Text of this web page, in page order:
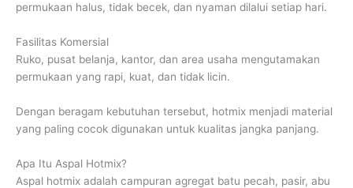
permukaan halus, tidak becek, dan nyaman dilalui setiap hari.
Fasilitas Komersial
Ruko, pusat belanja, kantor, dan area usaha mengutamakan
permukaan yang rapi, kuat, dan tidak licin.
Dengan beragam kebutuhan tersebut, hotmix menjadi material
yang paling cocok digunakan untuk kualitas jangka panjang.
Apa Itu Aspal Hotmix?
Aspal hotmix adalah campuran agregat batu pecah, pasir, abu